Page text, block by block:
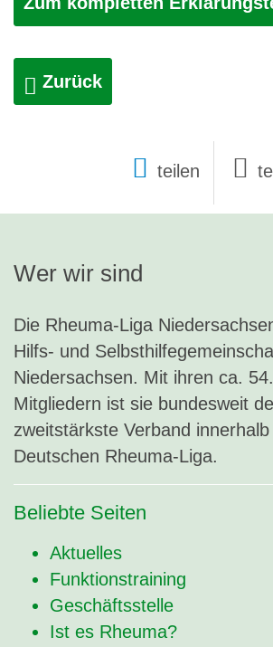
Zurück
teilen
Wer wir sind
Die Rheuma-Liga
Hilfs- und
Niedersachsen. Mit ihren ca.
Mitgliedern ist sie bundesweit
zweitstärkste Verband
Deutschen Rheuma-Liga.
Beliebte Seiten
Aktuelles
Funktionstraining
Geschäftsstelle
Ist es Rheuma?